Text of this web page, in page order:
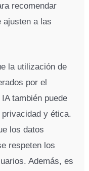
recomendar
ajusten a las
la utilización de
por el
también puede
y ética.
los datos
respeten los
Además, es